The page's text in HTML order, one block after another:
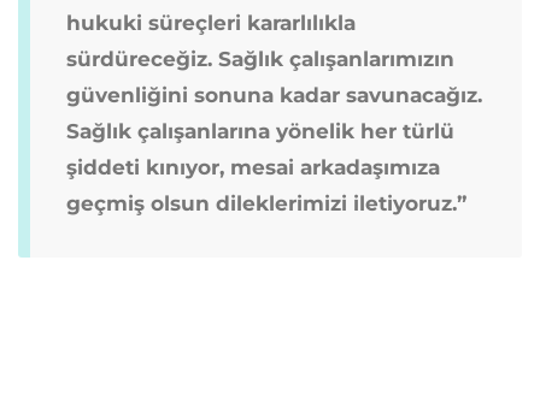
hukuki süreçleri kararlılıkla
sürdüreceğiz. Sağlık çalışanlarımızın
güvenliğini sonuna kadar savunacağız.
Sağlık çalışanlarına yönelik her türlü
şiddeti kınıyor, mesai arkadaşımıza
geçmiş olsun dileklerimizi iletiyoruz.”